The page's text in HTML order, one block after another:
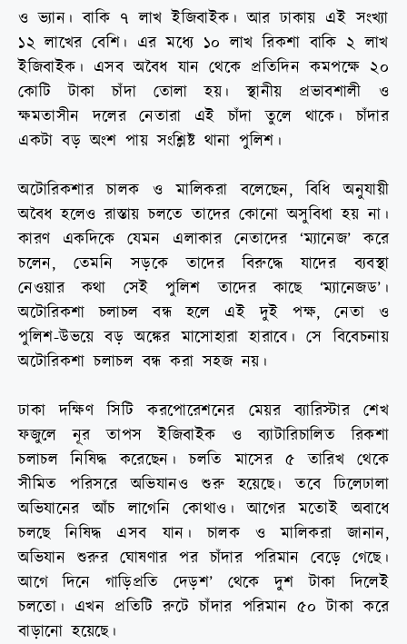
ও ভ্যান। বাকি ৭ লাখ ইজিবাইক। আর ঢাকায় এই সংখ্যা
১২ লাখের বেশি। এর মধ্যে ১০ লাখ রিকশা বাকি ২ লাখ
ইজিবাইক। এসব অবৈধ যান থেকে প্রতিদিন কমপক্ষে ২০
কোটি টাকা চাঁদা তোলা হয়। স্থানীয় প্রভাবশালী ও
ক্ষমতাসীন দলের নেতারা এই চাঁদা তুলে থাকে। চাঁদার
একটা বড় অংশ পায় সংশ্লিষ্ট থানা পুলিশ।
অটোরিকশার চালক ও মালিকরা বলেছেন, বিধি অনুযায়ী
অবৈধ হলেও রাস্তায় চলতে তাদের কোনো অসুবিধা হয় না।
কারণ একদিকে যেমন এলাকার নেতাদের ‘ম্যানেজ’ করে
চলেন, তেমনি সড়কে তাদের বিরুদ্ধে যাদের ব্যবস্থা
নেওয়ার কথা সেই পুলিশ তাদের কাছে ‘ম্যানেজড’।
অটোরিকশা চলাচল বন্ধ হলে এই দুই পক্ষ, নেতা ও
পুলিশ-উভয়ে বড় অঙ্কের মাসোহারা হারাবে। সে বিবেচনায়
অটোরিকশা চলাচল বন্ধ করা সহজ নয়।
ঢাকা দক্ষিণ সিটি করপোরেশনের মেয়র ব্যারিস্টার শেখ
ফজুলে নূর তাপস ইজিবাইক ও ব্যাটারিচালিত রিকশা
চলাচল নিষিদ্ধ করেছেন। চলতি মাসের ৫ তারিখ থেকে
সীমিত পরিসরে অভিযানও শুরু হয়েছে। তবে ঢিলেঢালা
অভিযানের আঁচ লাগেনি কোথাও। আগের মতোই অবাধে
চলছে নিষিদ্ধ এসব যান। চালক ও মালিকরা জানান,
অভিযান শুরুর ঘোষণার পর চাঁদার পরিমান বেড়ে গেছে।
আগে দিনে গাড়িপ্রতি দেড়শ’ থেকে দুশ টাকা দিলেই
চলতো। এখন প্রতিটি রুটে চাঁদার পরিমান ৫০ টাকা করে
বাড়ানো হয়েছে।